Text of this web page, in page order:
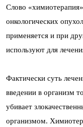
Слово
онкологических
применяется и при
используют для
Фактически суть
введении в организм
убивает
организмом.